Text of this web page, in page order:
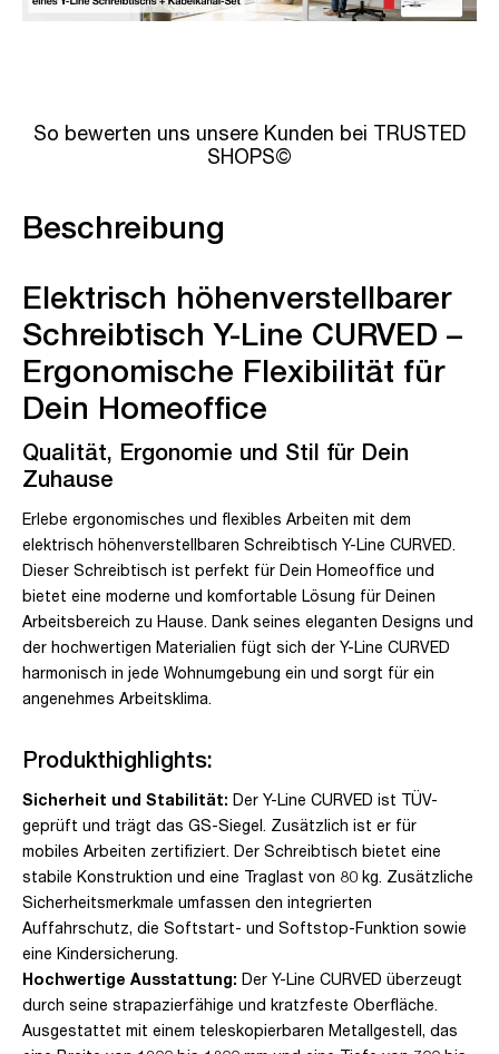
So bewerten uns unsere Kunden bei TRUSTED
SHOPS©
Beschreibung
Elektrisch höhenverstellbarer
Schreibtisch Y-Line CURVED –
Ergonomische Flexibilität für
Dein Homeoffice
Qualität, Ergonomie und Stil für Dein
Zuhause
Erlebe ergonomisches und flexibles Arbeiten mit dem
elektrisch höhenverstellbaren Schreibtisch Y-Line CURVED.
Dieser Schreibtisch ist perfekt für Dein Homeoffice und
bietet eine moderne und komfortable Lösung für Deinen
Arbeitsbereich zu Hause. Dank seines eleganten Designs und
der hochwertigen Materialien fügt sich der Y-Line CURVED
harmonisch in jede Wohnumgebung ein und sorgt für ein
angenehmes Arbeitsklima.
Produkthighlights:
Sicherheit und Stabilität: Der Y-Line CURVED ist TÜV-
geprüft und trägt das GS-Siegel. Zusätzlich ist er für
mobiles Arbeiten zertifiziert. Der Schreibtisch bietet eine
stabile Konstruktion und eine Traglast von 80 kg. Zusätzliche
Sicherheitsmerkmale umfassen den integrierten
Auffahrschutz, die Softstart- und Softstop-Funktion sowie
eine Kindersicherung.
Hochwertige Ausstattung: Der Y-Line CURVED überzeugt
durch seine strapazierfähige und kratzfeste Oberfläche.
Ausgestattet mit einem teleskopierbaren Metallgestell, das